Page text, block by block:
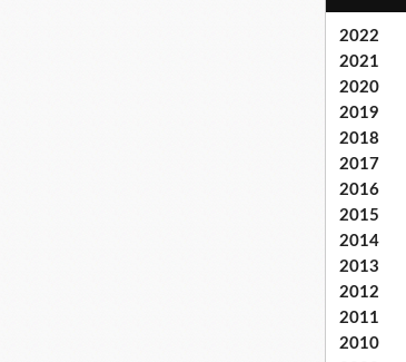
2022
2021
2020
2019
2018
2017
2016
2015
2014
2013
2012
2011
2010